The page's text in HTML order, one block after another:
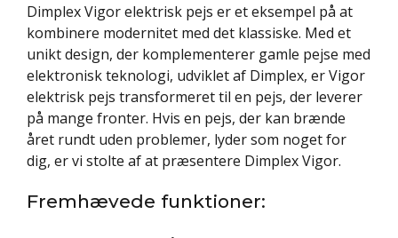
Dimplex Vigor elektrisk pejs er et eksempel på at
kombinere modernitet med det klassiske. Med et
unikt design, der komplementerer gamle pejse med
elektronisk teknologi, udviklet af Dimplex, er Vigor
elektrisk pejs transformeret til en pejs, der leverer
på mange fronter. Hvis en pejs, der kan brænde
året rundt uden problemer, lyder som noget for
dig, er vi stolte af at præsentere Dimplex Vigor.
Fremhævede funktioner: